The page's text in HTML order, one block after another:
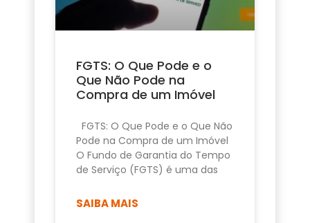
FGTS: O Que Pode e o
Que Não Pode na
Compra de um Imóvel
FGTS: O Que Pode e o Que Não
Pode na Compra de um Imóvel
O Fundo de Garantia do Tempo
de Serviço (FGTS) é uma das
SAIBA MAIS